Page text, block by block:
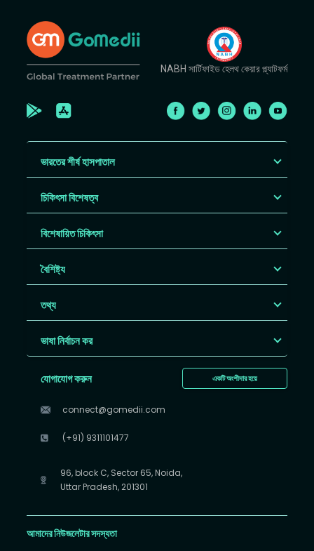
NABH সার্টিফাইড হেলথ কেয়ার প্ল্যাটফর্ম
ভারতের শীর্ষ হাসপাতাল
চিকিৎসা বিশেষত্ব
বিশেষায়িত চিকিৎসা
বৈশিষ্ট্য
তথ্য
ভাষা নির্বাচন কর
একটি অংশীদার হয়ে
যোগাযোগ করুন
connect@gomedii.com
(+91) 9311101477
96, block C, Sector 65, Noida,
Uttar Pradesh, 201301
আমাদের নিউজলেটার সদস্যতা